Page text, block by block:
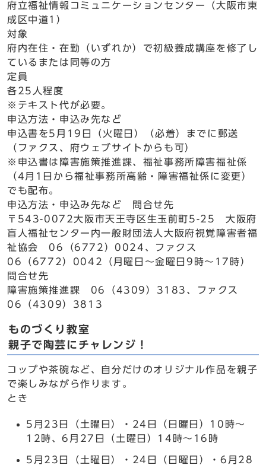
府立福祉情報コミュニケーションセンター（大阪市東
成区中道1）
対象
府内在住・在勤（いずれか）で初級養成講座を修了し
ているまたは同等の方
定員
各25人程度
※テキスト代が必要。
申込方法・申込み先など
申込書を5月19日（火曜日）（必着）までに郵送
（ファクス、府ウェブサイトからも可）
※申込書は障害施策推進課、福祉事務所障害福祉係
（4月1日から福祉事務所高齢・障害福祉係に変更）
でも配布。
申込方法・申込み先など 問合せ先
〒543-0072大阪市天王寺区生玉前町5-25 大阪府
盲人福祉センター内一般財団法人大阪府視覚障害者福
祉協会 06（6772）0024、ファクス
06（6772）0042（月曜日～金曜日9時～17時）
問合せ先
障害施策推進課 06（4309）3183、ファクス
06（4309）3813
ものづくり教室
親子で陶芸にチャレンジ！
コップや茶碗など、自分だけのオリジナル作品を親子
で楽しみながら作ります。
とき
5月23日（土曜日）・24日（日曜日）10時～
12時、6月27日（土曜日）14時～16時
5月23日（土曜日）・24日（日曜日）・6月28